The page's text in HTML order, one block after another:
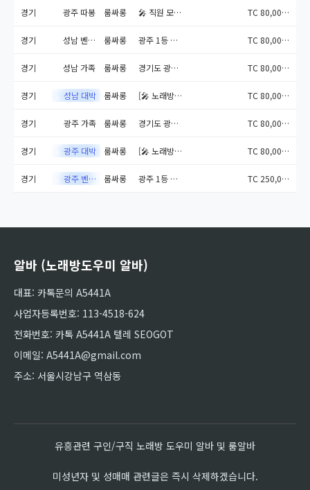
경기 광주 따봉 룸싸롱 🎤 직원 모집! 🎶 🎵... TC 80,000원
경기 성남 벤틀리 룸싸롱 광주 1등 실장 벤틀리입니다... TC 80,000원
경기 성남 가족 룸싸롱 경기도 광주시 노래방알바 노... TC 80,000원
경기 성남 대박 룸싸롱 [🎤 노래방 직원 구인] ... TC 80,000원
경기 광주 가족 룸싸롱 경기도 광주시 노래방알바 노... TC 80,000원
경기 광주 대박 룸싸롱 [🎤 노래방 직원 구인] ... TC 80,000원
경기 광주 벤틀리 룸싸롱 광주 1등 실장 벤틀리입니다... TC 250,000원
알바 (노래방도우미 알바)
대표: 카톡문의 A5441A
사업자등록번호: 113-4518-624
전화번호: 카톡 A5441A 텔레 SEOGOT
이메일: A5441A@gmail.com
주소: 서울시강남구 역삼동
유흥관련 구인/구직 노래방 도우미 알바 및 룸알바
미성년자 및 성매매 관련글은 즉시 삭제하겠습니다.